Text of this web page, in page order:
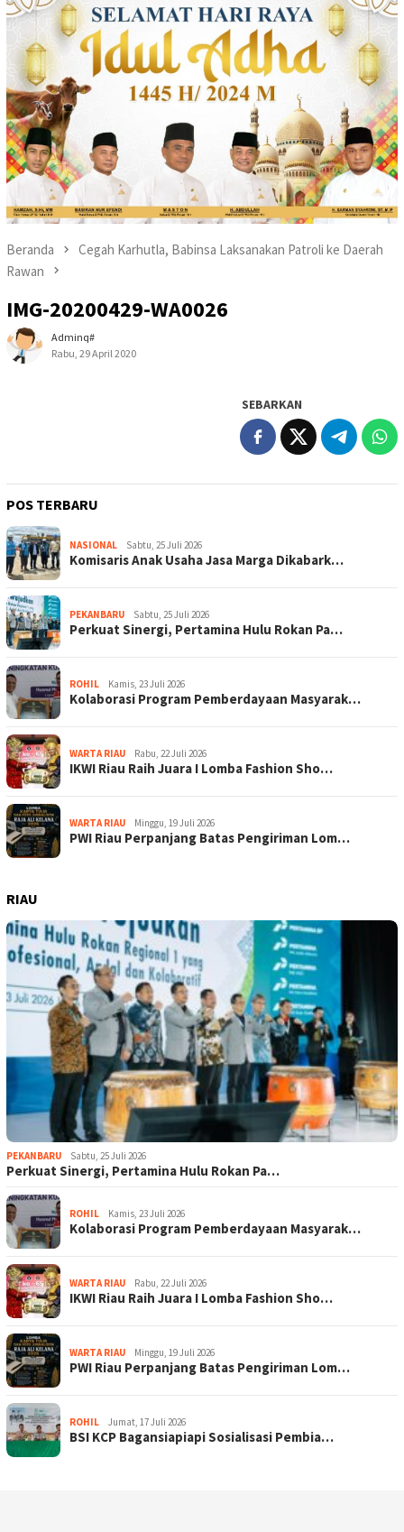
Beranda
Cegah Karhutla, Babinsa Laksanakan Patroli ke Daerah
Rawan
IMG-20200429-WA0026
Adminq#
Rabu, 29 April 2020
SEBARKAN
POS TERBARU
NASIONAL Sabtu, 25 Juli 2026
Komisaris Anak Usaha Jasa Marga Dikabark…
PEKANBARU Sabtu, 25 Juli 2026
Perkuat Sinergi, Pertamina Hulu Rokan Pa…
ROHIL Kamis, 23 Juli 2026
Kolaborasi Program Pemberdayaan Masyarak…
WARTA RIAU Rabu, 22 Juli 2026
IKWI Riau Raih Juara I Lomba Fashion Sho…
WARTA RIAU Minggu, 19 Juli 2026
PWI Riau Perpanjang Batas Pengiriman Lom…
RIAU
PEKANBARU Sabtu, 25 Juli 2026
Perkuat Sinergi, Pertamina Hulu Rokan Pa…
ROHIL Kamis, 23 Juli 2026
Kolaborasi Program Pemberdayaan Masyarak…
WARTA RIAU Rabu, 22 Juli 2026
IKWI Riau Raih Juara I Lomba Fashion Sho…
WARTA RIAU Minggu, 19 Juli 2026
PWI Riau Perpanjang Batas Pengiriman Lom…
ROHIL Jumat, 17 Juli 2026
BSI KCP Bagansiapiapi Sosialisasi Pembia…